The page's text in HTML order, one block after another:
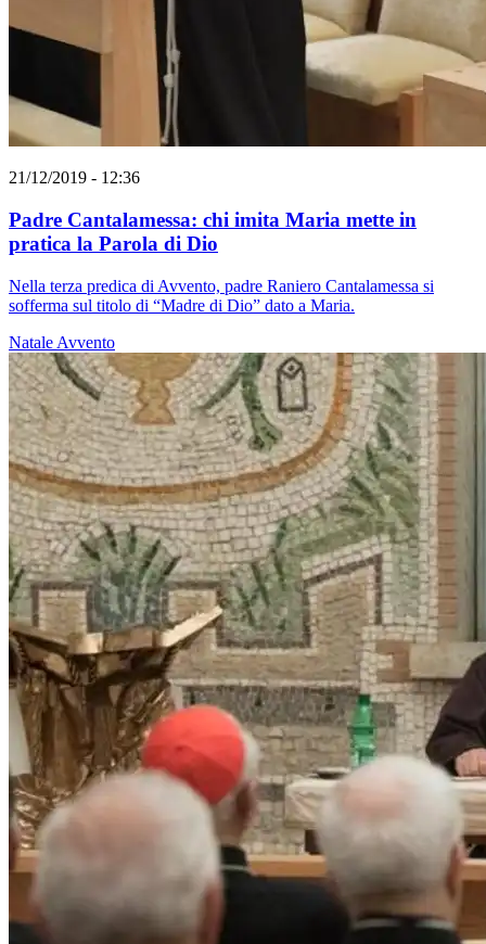
21/12/2019 - 12:36
Padre Cantalamessa: chi imita Maria mette in
pratica la Parola di Dio
Nella terza predica di Avvento, padre Raniero Cantalamessa si
sofferma sul titolo di “Madre di Dio” dato a Maria.
Natale Avvento